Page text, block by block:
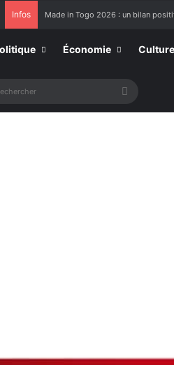
Infos Made in Togo 2026 : un bilan
Économie